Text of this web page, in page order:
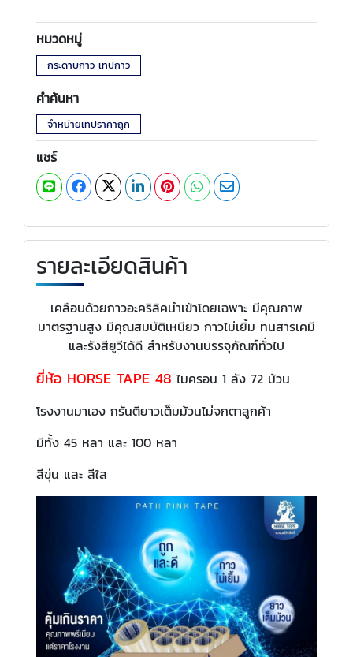
หมวดหมู่
กระดาษกาว เทปกาว
คำค้นหา
จำหน่ายเทปราคาถูก
แชร์
รายละเอียดสินค้า
เคลือบด้วยกาวอะคริลิคนำเข้าโดยเฉพาะ มีคุณภาพ
มาตรฐานสูง มีคุณสมบัติเหนียว กาวไม่เยิ้ม ทนสารเคมี
และรังสียูวีได้ดี สำหรับงานบรรจุภัณฑ์ทั่วไป
ยี่ห้อ HORSE TAPE 48 ไมครอน 1 ลัง 72 ม้วน
โรงงานมาเอง กรันตียาวเต็มม้วนไม่จกตาลูกค้า
มีทั้ง 45 หลา และ 100 หลา
สีขุ่น และ สีใส